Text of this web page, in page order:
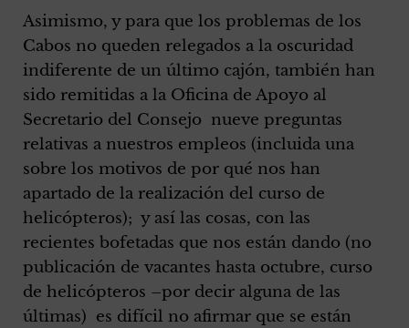
Asimismo, y para que los problemas de los
Cabos no queden relegados a la oscuridad
indiferente de un último cajón, también han
sido remitidas a la Oficina de Apoyo al
Secretario del Consejo nueve preguntas
relativas a nuestros empleos (incluida una
sobre los motivos de por qué nos han
apartado de la realización del curso de
helicópteros); y así las cosas, con las
recientes bofetadas que nos están dando (no
publicación de vacantes hasta octubre, curso
de helicópteros –por decir alguna de las
últimas) es difícil no afirmar que se están